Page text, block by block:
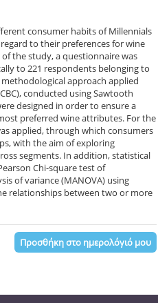
consumer habits of Millennials
to their preferences for wine
the study, a questionnaire was
to 221 respondents belonging to
approach applied
conducted using Sawtooth
designed in order to ensure a
preferred wine attributes. For the
applied, through which consumers
with the aim of exploring
segments. In addition, statistical
Chi-square test of
of variance (MANOVA) using
relationships between two or more
Προσθήκη στο ημερολόγιό μου